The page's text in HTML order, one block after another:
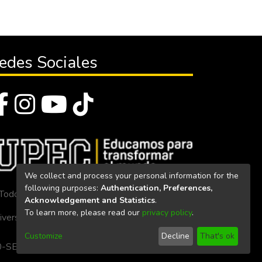
Sociales
los derechos reservados 2023
Politécnica Estatal del Carchi
SE-33-CACES-2020
We collect and process your personal information for the
following purposes: Authentication, Preferences,
Acknowledgement and Statistics.
To learn more, please read our privacy policy.
Customize Decline That's ok